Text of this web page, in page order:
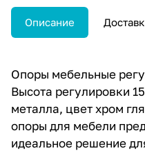
Описание
Опоры мебельные
Высота регулировки
металла, цвет хром
опоры для мебели
идеальное решение